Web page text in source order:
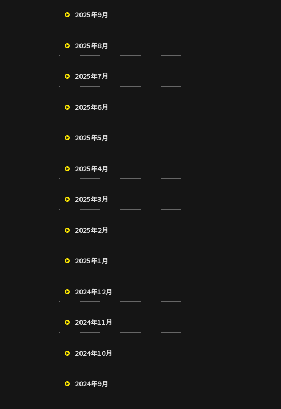
2025年9月
2025年8月
2025年7月
2025年6月
2025年5月
2025年4月
2025年3月
2025年2月
2025年1月
2024年12月
2024年11月
2024年10月
2024年9月